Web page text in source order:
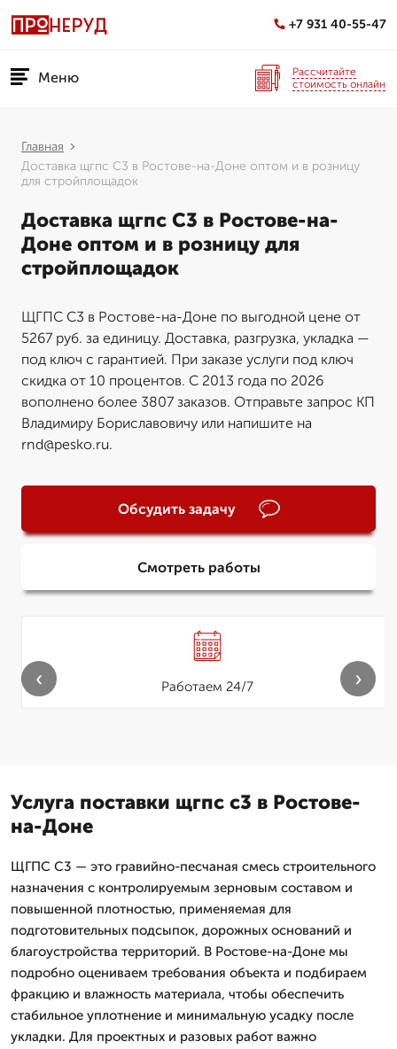
+7 931 40-55-47
Меню
Рассчитайте
стоимость онлайн
Главная
Доставка щгпс С3 в Ростове-на-Доне оптом и в розницу
для стройплощадок
Доставка щгпс С3 в Ростове-на-
Доне оптом и в розницу для
стройплощадок
ЩГПС С3 в Ростове-на-Доне по выгодной цене от
5267 руб. за единицу. Доставка, разгрузка, укладка —
под ключ с гарантией. При заказе услуги под ключ
скидка от 10 процентов. С 2013 года по 2026
вополнено более 3807 заказов. Отправьте запрос КП
Владимиру Бориславовичу или напишите на
rnd@pesko.ru.
Обсудить задачу
Смотреть работы
Работаем 24/7
‹ ›
Услуга поставки щгпс с3 в Ростове-
на-Доне
ЩГПС С3 — это гравийно-песчаная смесь строительного
назначения с контролируемым зерновым составом и
повышенной плотностью, применяемая для
подготовительных подсыпок, дорожных оснований и
благоустройства территорий. В Ростове-на-Доне мы
подробно оцениваем требования объекта и подбираем
фракцию и влажность материала, чтобы обеспечить
стабильное уплотнение и минимальную усадку после
укладки. Для проектных и разовых работ важно